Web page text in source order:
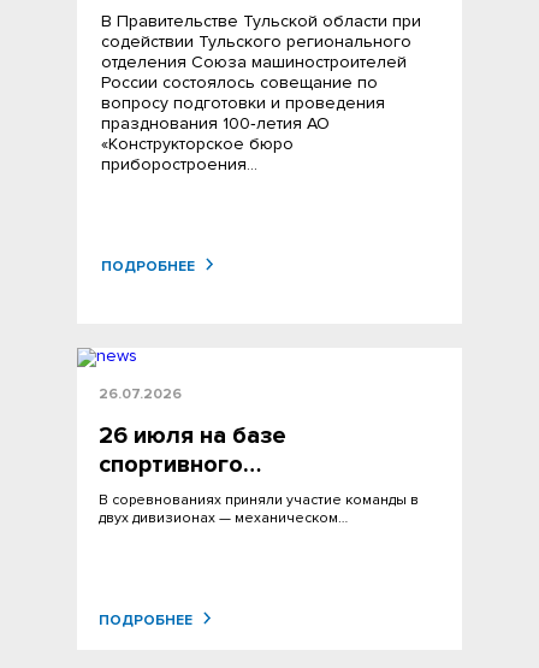
В Правительстве Тульской области при
содействии Тульского регионального
отделения Союза машиностроителей
России состоялось совещание по
вопросу подготовки и проведения
празднования 100‑летия АО
«Конструкторское бюро
приборостроения…
ПОДРОБНЕЕ
26.07.2026
26 июля на базе
спортивного…
В соревнованиях приняли участие команды в
двух дивизионах — механическом…
ПОДРОБНЕЕ